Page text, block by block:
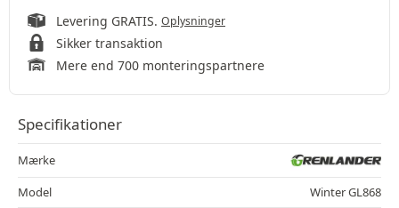
Levering GRATIS. Oplysninger
Sikker transaktion
Mere end 700 monteringspartnere
Specifikationer
Mærke
Model
Winter GL868